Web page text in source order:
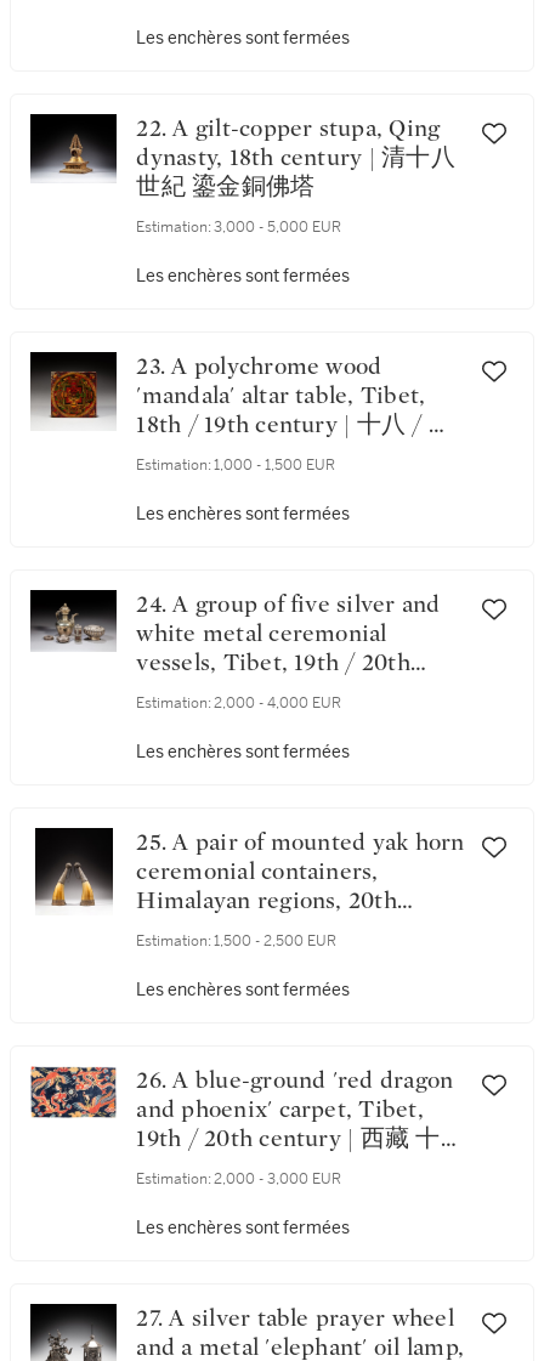
Les enchères sont fermées
22. A gilt-copper stupa, Qing
dynasty, 18th century | 清十八
世紀 鎏金銅佛塔
Estimation: 3,000 - 5,000 EUR
Les enchères sont fermées
23. A polychrome wood
'mandala' altar table, Tibet,
18th / 19th century | 十八 / 十
九世紀 藏傳木加彩曼陀羅紋小
Estimation: 1,000 - 1,500 EUR
Les enchères sont fermées
24. A group of five silver and
white metal ceremonial
vessels, Tibet, 19th / 20th
century | 十九 / 二十世紀 藏傳
Estimation: 2,000 - 4,000 EUR
Les enchères sont fermées
25. A pair of mounted yak horn
ceremonial containers,
Himalayan regions, 20th
century | 喜馬拉雅地區 二十
Estimation: 1,500 - 2,500 EUR
Les enchères sont fermées
26. A blue-ground 'red dragon
and phoenix' carpet, Tibet,
19th / 20th century | 西藏 十九
/ 二十世紀 藍地龍紋地毯
Estimation: 2,000 - 3,000 EUR
Les enchères sont fermées
27. A silver table prayer wheel
and a metal 'elephant' oil lamp,